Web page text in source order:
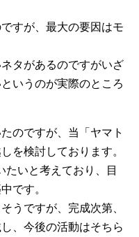
すが、最大の要因はモ
タがあるのですがいざ
いうのが実際のところ
のですが、当「ヤマト
を検討しております。
たいと考えており、目
です。
うですが、完成次第、
、今後の活動はそちら